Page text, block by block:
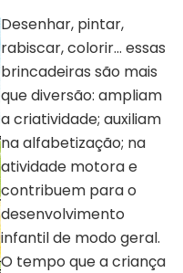
Desenhar, pintar,
rabiscar, colorir… essas
brincadeiras são mais
que diversão: ampliam
a criatividade; auxiliam
na alfabetização; na
atividade motora e
contribuem para o
desenvolvimento
infantil de modo geral.
O tempo que a criança